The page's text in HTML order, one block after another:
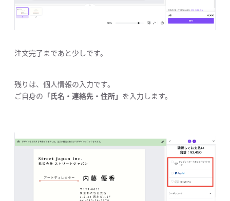
注文完了まであと少しです。
残りは、個人情報の入力です。
ご自身の 「氏名・連絡先・住所」 を入力します。